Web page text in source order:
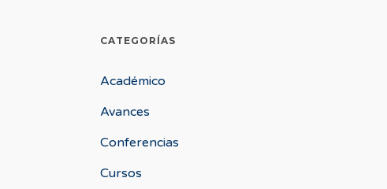
CATEGORÍAS
Académico
Avances
Conferencias
Cursos